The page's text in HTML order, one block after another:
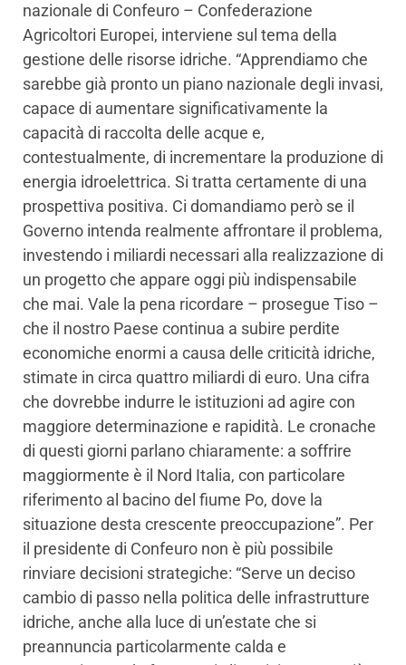
nazionale di Confeuro – Confederazione
Agricoltori Europei, interviene sul tema della
gestione delle risorse idriche. “Apprendiamo che
sarebbe già pronto un piano nazionale degli invasi,
capace di aumentare significativamente la
capacità di raccolta delle acque e,
contestualmente, di incrementare la produzione di
energia idroelettrica. Si tratta certamente di una
prospettiva positiva. Ci domandiamo però se il
Governo intenda realmente affrontare il problema,
investendo i miliardi necessari alla realizzazione di
un progetto che appare oggi più indispensabile
che mai. Vale la pena ricordare – prosegue Tiso –
che il nostro Paese continua a subire perdite
economiche enormi a causa delle criticità idriche,
stimate in circa quattro miliardi di euro. Una cifra
che dovrebbe indurre le istituzioni ad agire con
maggiore determinazione e rapidità. Le cronache
di questi giorni parlano chiaramente: a soffrire
maggiormente è il Nord Italia, con particolare
riferimento al bacino del fiume Po, dove la
situazione desta crescente preoccupazione”. Per
il presidente di Confeuro non è più possibile
rinviare decisioni strategiche: “Serve un deciso
cambio di passo nella politica delle infrastrutture
idriche, anche alla luce di un’estate che si
preannuncia particolarmente calda e